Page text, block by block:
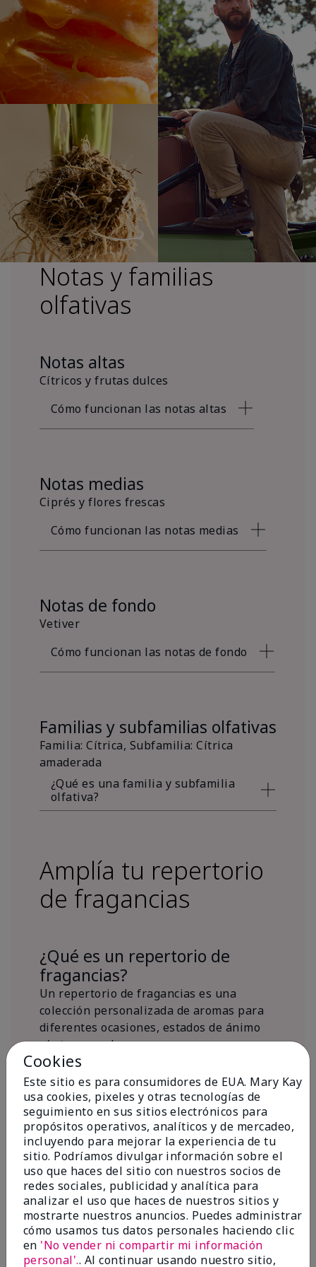
Notas y familias
olfativas
Notas altas
Cítricos y frutas dulces
Cómo funcionan las notas altas
Notas medias
Ciprés y flores frescas
Cómo funcionan las notas medias
Notas de fondo
Vetiver
Cómo funcionan las notas de fondo
Familias y subfamilias olfativas
Familia: Cítrica, Subfamilia: Cítrica
amaderada
¿Qué es una familia y subfamilia
olfativa?
Amplía tu repertorio
de fragancias
¿Qué es un repertorio de
fragancias?
Un repertorio de fragancias es una
colección personalizada de aromas para
diferentes ocasiones, estados de ánimo
y/o temporadas.
¿Dónde encaja la fragancia Mary
Kay® True Optimism™ Eau de
Parfum?
Inspiración de la
fragancia
Sobre Mary Kay® True Optimism™
Cookies
Este sitio es para consumidores de EUA. Mary Kay
usa cookies, pixeles y otras tecnologías de
seguimiento en sus sitios electrónicos para
propósitos operativos, analíticos y de mercadeo,
incluyendo para mejorar la experiencia de tu
sitio. Podríamos divulgar información sobre el
uso que haces del sitio con nuestros socios de
redes sociales, publicidad y analítica para
analizar el uso que haces de nuestros sitios y
mostrarte nuestros anuncios. Puedes administrar
cómo usamos tus datos personales haciendo clic
en 'No vender ni compartir mi información
personal'.. Al continuar usando nuestro sitio,